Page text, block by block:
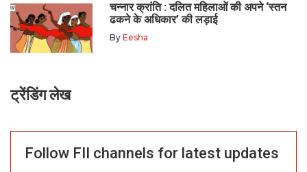
चन्नार क्रांति : दलित महिलाओं की अपने ‘स्तन
ढकने के अधिकार’ की लड़ाई
By Eesha
ट्रेंडिंग लेख
Follow FII channels for latest updates